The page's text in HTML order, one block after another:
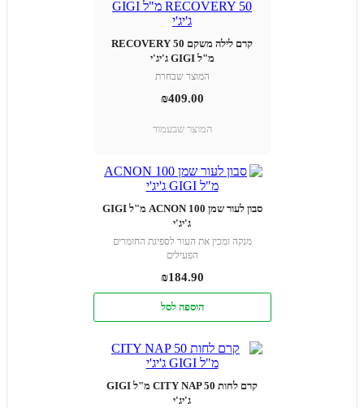
קרם לילה משקם RECOVERY 50
מ"ל GIGI ג'יג'י
המוצר שבחרת
₪409.00
המוצר שבעמוד
סבון לעור שמן ACNON 100 מ"ל GIGI
ג'יג'י
מנקה ומכין את העור לספיגת החומרים
הפעילים
₪184.90
הוספה לסל
קרם לחות CITY NAP 50 מ"ל GIGI
ג'יג'י